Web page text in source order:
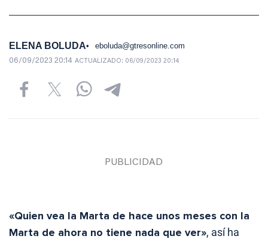
ELENA BOLUDA eboluda@gtresonline.com
06/09/2023 20:14 ACTUALIZADO: 06/09/2023 20:14
«Quien vea la Marta de hace unos meses con la
Marta de ahora no tiene nada que ver», así ha